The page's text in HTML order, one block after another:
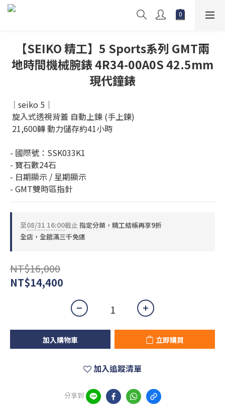
【SEIKO 精工】5 Sports系列 GMT兩
地時間機械腕錶 4R34-00A0S 42.5mm
現代鐘錶
｜seiko 5｜
旋入式透視背蓋 自動上鍊 (手上鍊)
21,600轉 動力儲存約41小時
- 國際號：SSK033K1
- 寶石數24石
- 日期顯示 / 星期顯示
- GMT雙時區指針
至08/31 16:00截止指定分類，精工結帳再享9折
全店，全館滿三千免運
NT$16,000
NT$14,400
加入購物車 立即購買
加入追蹤清單
分享到